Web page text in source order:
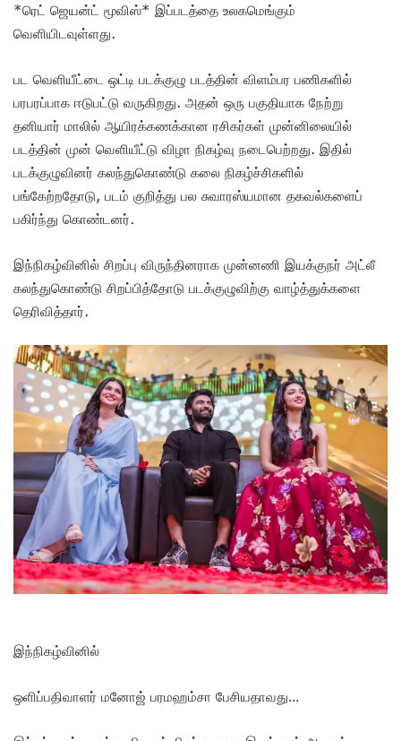
*ரெட் ஜெயன்ட் மூவிஸ்* இப்படத்தை உலகமெங்கும்
வெளியிடவுள்ளது.
பட வெளியீட்டை ஒட்டி படக்குழு படத்தின் விளம்பர பணிகளில்
பரபரப்பாக ஈடுபட்டு வருகிறது. அதன் ஒரு பகுதியாக நேற்று
தனியார் மாலில் ஆயிரக்கணக்கான ரசிகர்கள் முன்னிலையில்
படத்தின் முன் வெளியீட்டு விழா நிகழ்வு நடைபெற்றது. இதில்
படக்குழுவினர் கலந்துகொண்டு கலை நிகழ்ச்சிகளில்
பங்கேற்றதோடு, படம் குறித்து பல சுவாரஸ்யமான தகவல்களைப்
பகிர்ந்து கொண்டனர்.
இந்நிகழ்வினில் சிறப்பு விருந்தினராக முன்னணி இயக்குநர் அட்லீ
கலந்துகொண்டு சிறப்பித்தோடு படக்குழுவிற்கு வாழ்த்துக்களை
தெரிவித்தார்.
இந்நிகழ்வினில்
ஒளிப்பதிவாளர் மனோஜ் பரமஹம்சா பேசியதாவது…